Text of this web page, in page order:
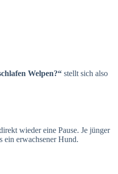
Welpen?“ stellt sich also
wieder eine Pause. Je jünger
ein erwachsener Hund.